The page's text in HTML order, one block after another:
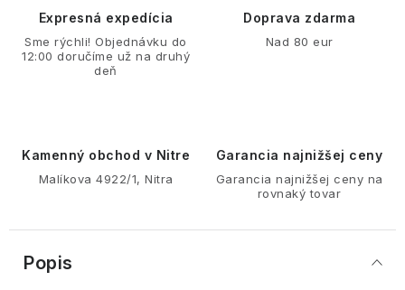
Expresná expedícia
Sme rýchli! Objednávku do
12:00 doručíme už na druhý
deň
Doprava zdarma
Nad 80 eur
Kamenný obchod v Nitre
Malíkova 4922/1, Nitra
Garancia najnižšej ceny
Garancia najnižšej ceny na
rovnaký tovar
Popis